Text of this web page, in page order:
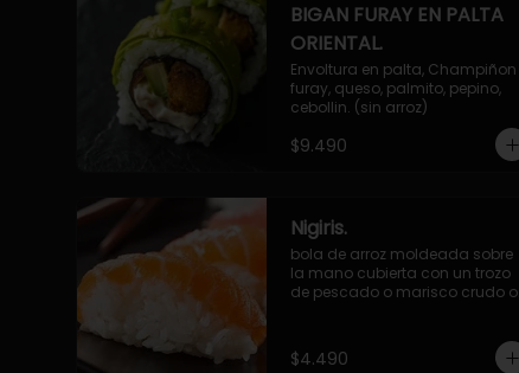
BIGAN FURAY EN PALTA
ORIENTAL.
Envoltura en palta, Champiñon
furay, queso, palmito, pepino,
cebollin. (sin arroz)
$9.490
Nigiris.
bola de arroz moldeada sobre
la mano cubierta con un trozo
de pescado o marisco crudo o
$4.490